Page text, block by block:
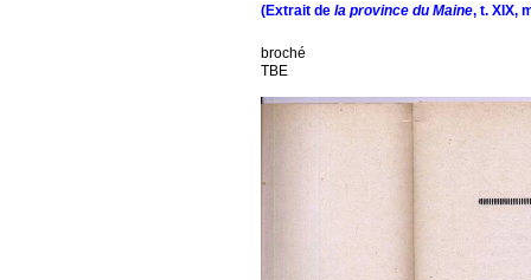
(Extrait de la province du Maine, t. XIX,
broché
TBE